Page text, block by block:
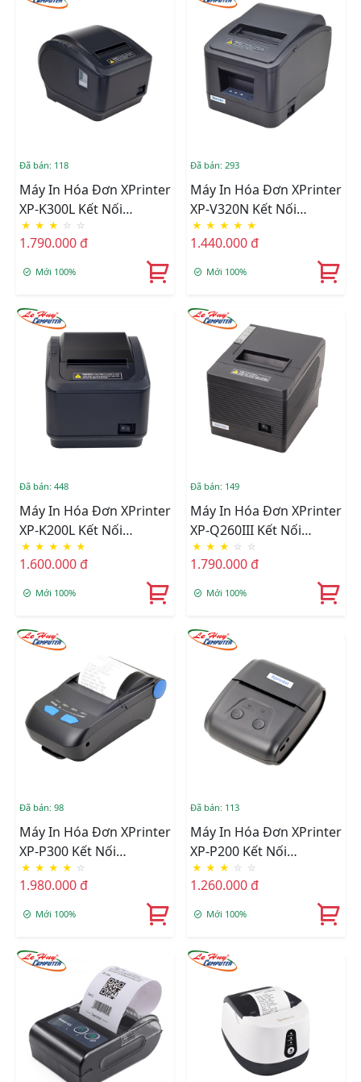
Đã bán: 118
Máy In Hóa Đơn XPrinter
XP-K300L Kết Nối
USB/LAN/COM
★ ★ ★ ☆ ☆
1.790.000 đ
Mới 100%
Đã bán: 293
Máy In Hóa Đơn XPrinter
XP-V320N Kết Nối
USB/LAN
★ ★ ★ ★ ★
1.440.000 đ
Mới 100%
Đã bán: 448
Máy In Hóa Đơn XPrinter
XP-K200L Kết Nối
USB/LAN
★ ★ ★ ★ ★
1.600.000 đ
Mới 100%
Đã bán: 149
Máy In Hóa Đơn XPrinter
XP-Q260III Kết Nối
USB/LAN/COM
★ ★ ★ ☆ ☆
1.790.000 đ
Mới 100%
Đã bán: 98
Máy In Hóa Đơn XPrinter
XP-P300 Kết Nối
USB/Bluetooth
★ ★ ★ ★ ☆
1.980.000 đ
Mới 100%
Đã bán: 113
Máy In Hóa Đơn XPrinter
XP-P200 Kết Nối
USB/Bluetooth
★ ★ ★ ☆ ☆
1.260.000 đ
Mới 100%